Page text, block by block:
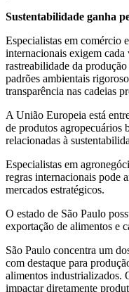
Sustentabilidade ganha
Especialistas em comércio
internacionais exigem cada
rastreabilidade da produção
padrões ambientais
transparência nas cadeias
A União Europeia está
de produtos agropecuários
relacionadas à
Especialistas em
regras internacionais pode
mercados estratégicos.
O estado de São Paulo
exportação de alimentos e
São Paulo concentra um
com destaque para
alimentos industrializados.
impactar diretamente